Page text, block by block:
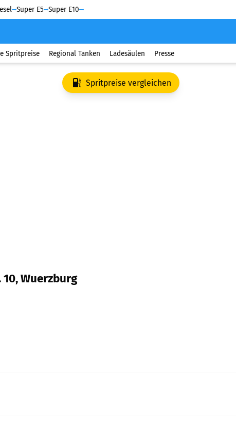
Super E5 Super E10
Spritpreise Regional Tanken Ladesäulen Presse
Spritpreise vergleichen
Wuerzburg